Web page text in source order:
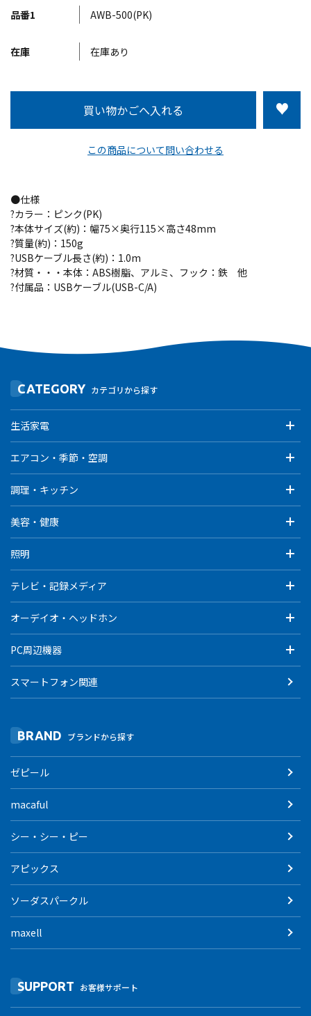
品番1 AWB-500(PK)
在庫 在庫あり
この商品について問い合わせる
●仕様
?カラー：ピンク(PK)
?本体サイズ(約)：幅75×奥行115×高さ48mm
?質量(約)：150g
?USBケーブル長さ(約)：1.0m
?材質・・・本体：ABS樹脂、アルミ、フック：鉄 他
?付属品：USBケーブル(USB-C/A)
CATEGORY カテゴリから探す
生活家電
エアコン・季節・空調
調理・キッチン
美容・健康
照明
テレビ・記録メディア
オーデイオ・ヘッドホン
PC周辺機器
スマートフォン関連
BRAND ブランドから探す
ゼピール
macaful
シー・シー・ピー
アピックス
ソーダスパークル
maxell
SUPPORT お客様サポート